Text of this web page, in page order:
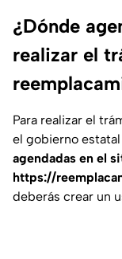
¿Dónde
realizar el
Para realizar el
el gobierno
agendadas en el
https://
deberás crear un